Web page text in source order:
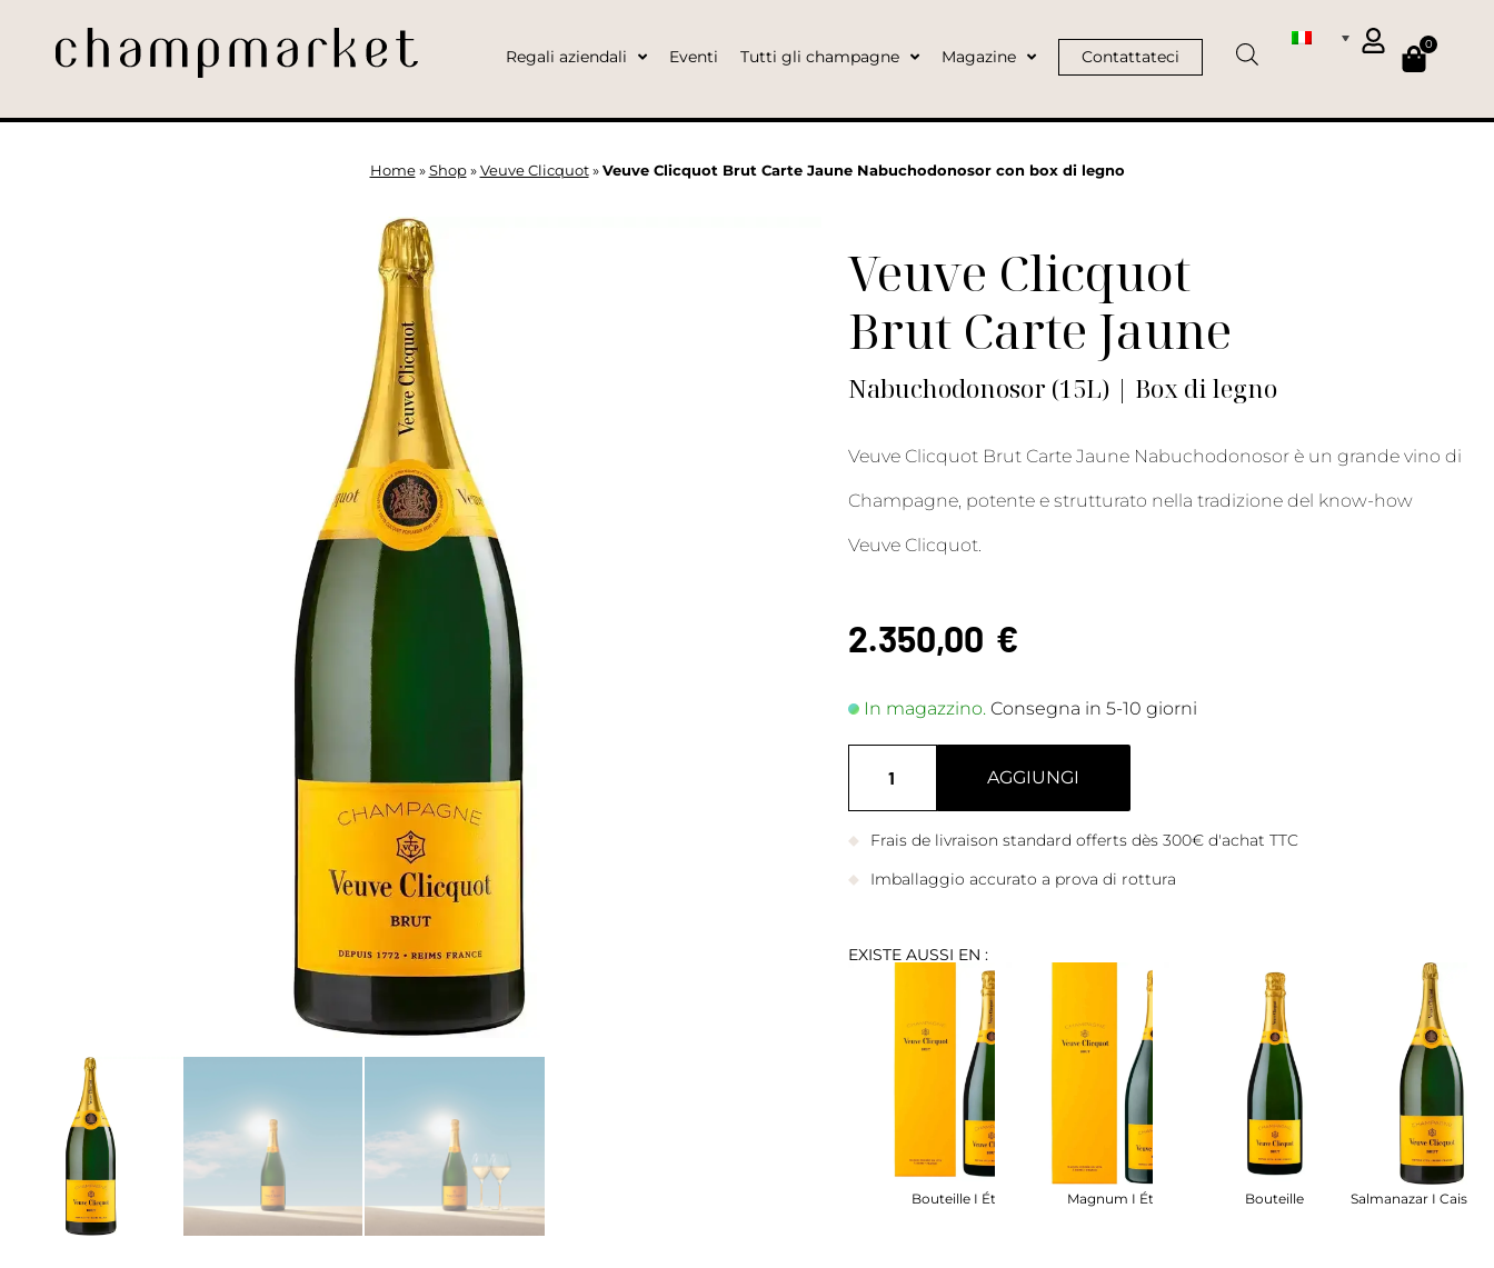
Regali aziendali Eventi Tutti gli champagne Magazine Contattateci
0
Home» Shop» Veuve Clicquot» Veuve Clicquot Brut Carte Jaune Nabuchodonosor con box di legno
Veuve Clicquot
Brut Carte Jaune
Nabuchodonosor (15L) | Box di legno
Veuve Clicquot Brut Carte Jaune Nabuchodonosor è un grande vino di
Champagne, potente e strutturato nella tradizione del know-how
Veuve Clicquot.
2.350,00 €
In magazzino.Consegna in 5-10 giorni
AGGIUNGI
Frais de livraison standard offerts dès 300€ d'achat TTC
Imballaggio accurato a prova di rottura
EXISTE AUSSI EN :
Bouteille I Étui Magnum I Étui Bouteille Salmanazar I Caisse